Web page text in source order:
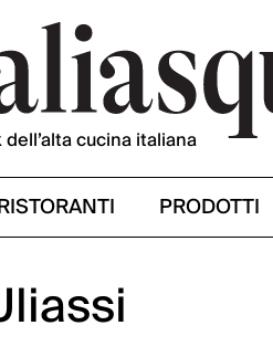
cucina italiana
PRODOTTI